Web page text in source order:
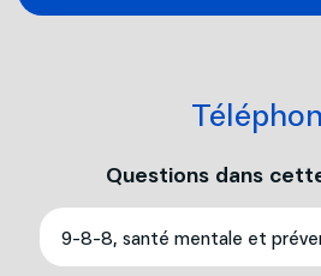
Questions dans
9-8-8, santé mentale et